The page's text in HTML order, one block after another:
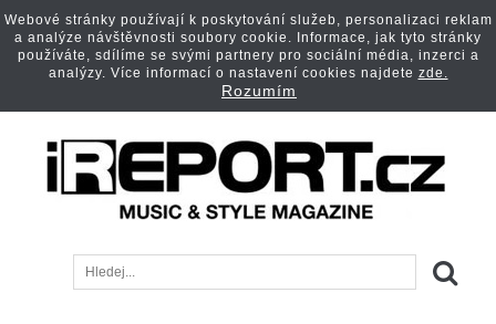
Webové stránky používají k poskytování služeb, personalizaci reklam
a analýze návštěvnosti soubory cookie. Informace, jak tyto stránky
používáte, sdílíme se svými partnery pro sociální média, inzerci a
analýzy. Více informací o nastavení cookies najdete zde.
Rozumím